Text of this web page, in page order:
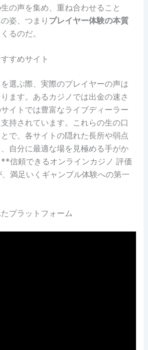
の声を集め、重ね合わせること
姿、つまり プレイヤー体験の本質
るのだ。
すめサイト
選ぶ際、実際のプレイヤーの声は
ます。あるカジノでは出金の速さ
イトでは豊富なライブディーラー
持されています。これらの生の口
で、各サイトの隠れた長所や弱点
自分に最適な場を見極める手がか
信頼できるオンラインカジノ 評価
満足いくギャンブル体験への第一
プラットフォーム